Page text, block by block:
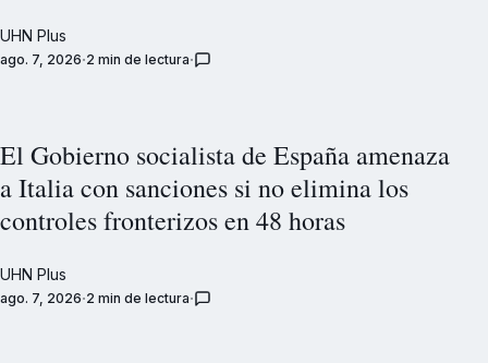
UHN Plus
ago. 7, 2026 2 min de lectura
El Gobierno socialista de España amenaza
a Italia con sanciones si no elimina los
controles fronterizos en 48 horas
UHN Plus
ago. 7, 2026 2 min de lectura